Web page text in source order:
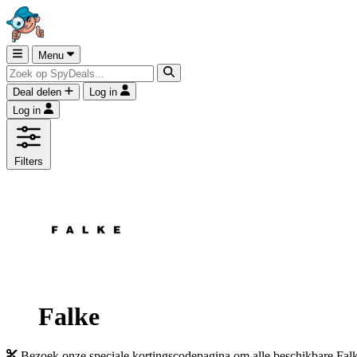
Menu
Deal delen
Log in
Log in
Filters
Falke